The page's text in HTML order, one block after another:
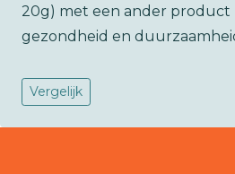
20g) met een ander product
gezondheid en
Vergelijk